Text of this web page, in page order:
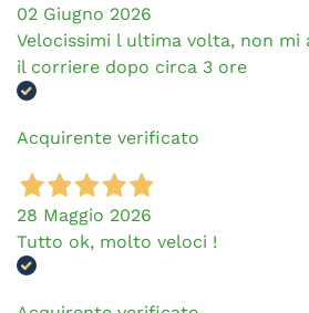
02 Giugno 2026
Velocissimi l ultima volta, non mi
il corriere dopo circa 3 ore
Acquirente verificato
28 Maggio 2026
Tutto ok, molto veloci !